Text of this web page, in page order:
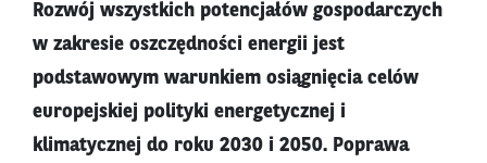
Rozwój wszystkich potencjałów gospodarczych
w zakresie oszczędności energii jest
podstawowym warunkiem osiągnięcia celów
europejskiej polityki energetycznej i
klimatycznej do roku 2030 i 2050. Poprawa